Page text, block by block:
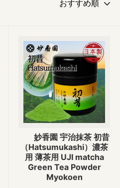
妙香園 宇治抹茶 初昔
（Hatsumukashi）濃茶
用 薄茶用 UJI matcha
Green Tea Powder
Myokoen